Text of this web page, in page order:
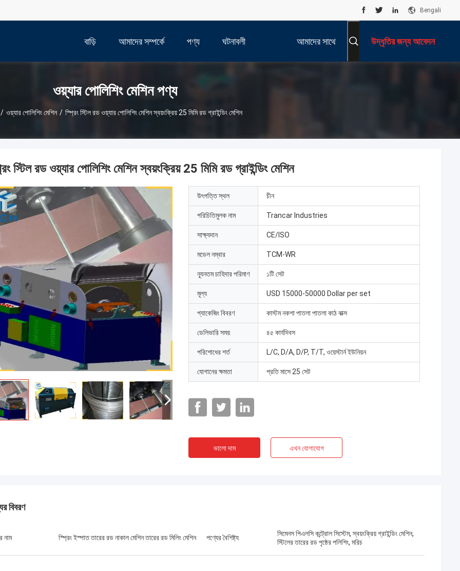
Bengali
বাড়ি আমাদের সম্পর্কে পণ্য ঘটনাবলী আমাদের সাথে উদ্ধৃতির জন্য আবেদন
ওয়্যার পোলিশিং মেশিন পণ্য
/ ওয়্যার পোলিশিং মেশিন / স্প্রিং স্টিল রড ওয়্যার পোলিশিং মেশিন স্বয়ংক্রিয় 25 মিমি রড গ্রাইন্ডিং মেশিন
স্টিল রড ওয়্যার পোলিশিং মেশিন স্বয়ংক্রিয় 25 মিমি রড গ্রাইন্ডিং মেশিন
উৎপত্তি স্থল চীন
পরিচিতিমুলক নাম Trancar Industries
সাক্ষ্যদান CE/ISO
মডেল নম্বার TCM-WR
ন্যূনতম চাহিদার পরিমাণ ১টি সেট
মূল্য USD 15000-50000 Dollar per set
প্যাকেজিং বিবরণ কাস্টম নকশা পাতলা পাতলা কাঠ বাক্স
ডেলিভারি সময় ৪৫ কার্যদিবস
পরিশোধের শর্ত L/C, D/A, D/P, T/T, ওয়েস্টার্ন ইউনিয়ন
যোগানের ক্ষমতা প্রতি মাসে 25 সেট
ভালো দাম এখন যোগাযোগ
বিবরণ
নাম স্প্রিং ইস্পাত তারের রড নাকাল মেশিন তারের রড মিলিং মেশিন পণ্যের বৈশিষ্ট্য
সিমেনস পিএলসি কন্ট্রোল সিস্টেম, স্বয়ংক্রিয় গ্রাইন্ডিং মেশিন,
স্টিলের তারের রড পৃষ্ঠের পলিশিং, মরিচ